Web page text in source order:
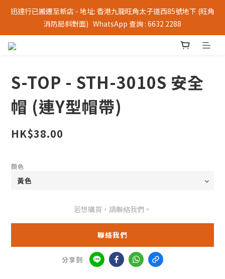
迅達行已搬遷至新店 - 地址: 香港九龍旺角太子道西85號地下 (旺角
消防局斜對面)   WhatsApp 查詢 : 6632 2288
S-TOP - STH-3010S 安全
帽 (連Y型帽帶)
HK$38.00
顏色
若想購買，請聯絡我們。
聯絡我們
分享到